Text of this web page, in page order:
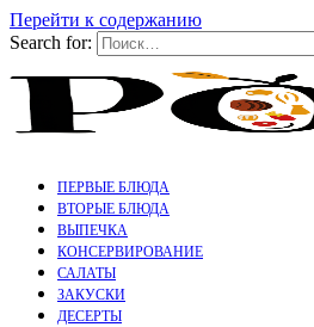
Перейти к содержанию
Search for:
ПЕРВЫЕ БЛЮДА
ВТОРЫЕ БЛЮДА
ВЫПЕЧКА
КОНСЕРВИРОВАНИЕ
САЛАТЫ
ЗАКУСКИ
ДЕСЕРТЫ